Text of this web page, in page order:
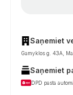
/
2004
/
3004
kemperių
Saņemiet
Gamyklos g. 43A,
Saņemiet
DPD pasta